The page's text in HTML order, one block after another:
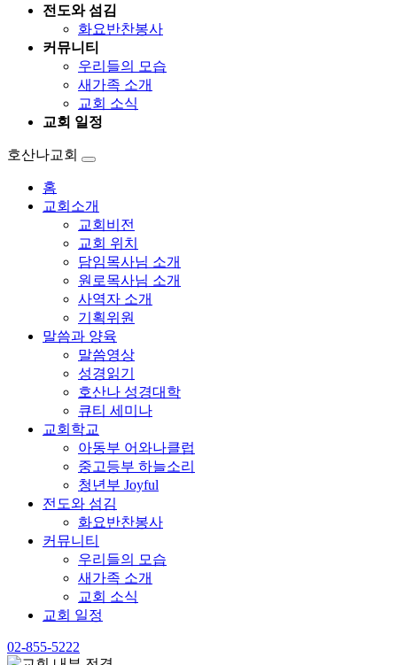
전도와 섬김
화요반찬봉사
커뮤니티
우리들의 모습
새가족 소개
교회 소식
교회 일정
호산나교회
홈
교회소개
교회비전
교회 위치
담임목사님 소개
원로목사님 소개
사역자 소개
기획위원
말씀과 양육
말씀영상
성경읽기
호산나 성경대학
큐티 세미나
교회학교
아동부 어와나클럽
중고등부 하늘소리
청년부 Joyful
전도와 섬김
화요반찬봉사
커뮤니티
우리들의 모습
새가족 소개
교회 소식
교회 일정
02-855-5222